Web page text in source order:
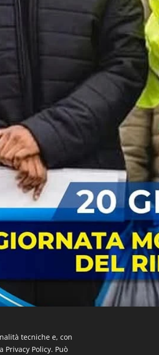
del Rifugiato, rivolgiamo il
tecniche e, con
Policy. Può